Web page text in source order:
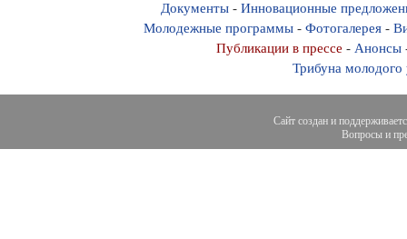
Документы - Инновационные
Молодежные программы - Фотогалерея -
Публикации в прессе - Анонсы
Трибуна молодого
Сайт создан и
Вопросы и